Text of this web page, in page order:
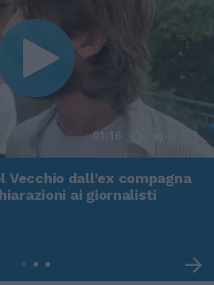
01:16
Vecchio dall'ex compagna
ai giornalisti